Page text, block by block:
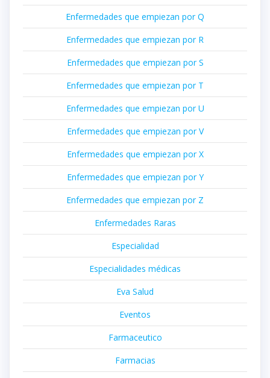
Enfermedades que empiezan por Q
Enfermedades que empiezan por R
Enfermedades que empiezan por S
Enfermedades que empiezan por T
Enfermedades que empiezan por U
Enfermedades que empiezan por V
Enfermedades que empiezan por X
Enfermedades que empiezan por Y
Enfermedades que empiezan por Z
Enfermedades Raras
Especialidad
Especialidades médicas
Eva Salud
Eventos
Farmaceutico
Farmacias